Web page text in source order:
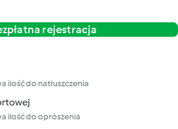
rejestracja
ilość do natłuszczenia
ilość do oprószenia